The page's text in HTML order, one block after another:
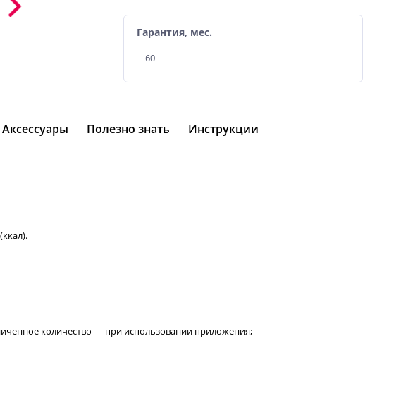
Гарантия, мес.
60
Аксессуары Полезно знать Инструкции
количество — при использовании приложения;